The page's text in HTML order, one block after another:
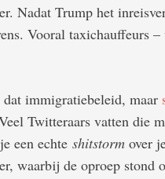
Nadat Trump het
Vooral taxichauffeurs
immigratiebeleid, maar
Twitteraars vatten die
een echte shitstorm over
waarbij de oproep stond